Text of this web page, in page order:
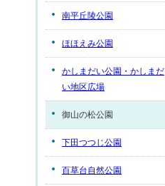
南平丘陵公園
ほほえみ公園
かしまだい公園・かしまだ
い地区広場
御山の松公園
下田つつじ公園
百草台自然公園